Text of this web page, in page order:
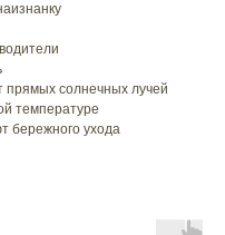
прямых солнечных лучей
температуре
бережного ухода